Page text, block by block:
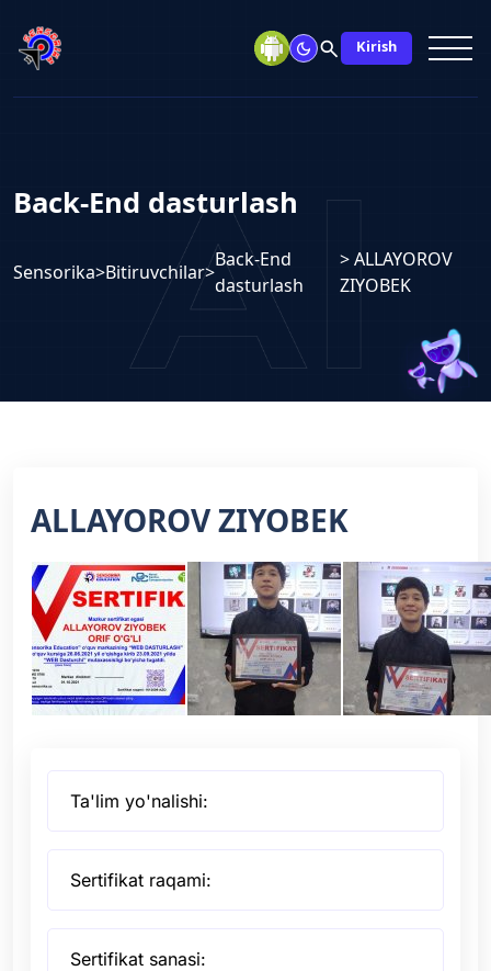
search Kirish
Back-End dasturlash
Sensorika>Bitiruvchilar>
Back-End
dasturlash
> ALLAYOROV
ZIYOBEK
ALLAYOROV ZIYOBEK
Ta'lim yo'nalishi:
Sertifikat raqami:
Sertifikat sanasi: